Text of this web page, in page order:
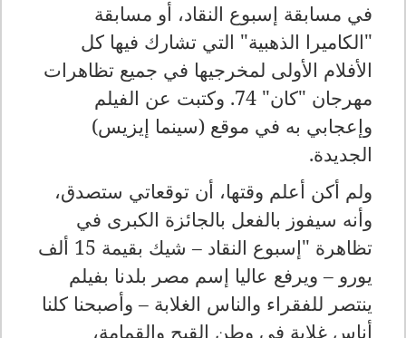
في مسابقة إسبوع النقاد، أو مسابقة
"الكاميرا الذهبية" التي تشارك فيها كل
الأفلام الأولى لمخرجيها في جميع تظاهرات
مهرجان "كان" 74. وكتبت عن الفيلم
وإعجابي به في موقع (سينما إيزيس)
الجديدة.
ولم أكن أعلم وقتها، أن توقعاتي ستصدق،
وأنه سيفوز بالفعل بالجائزة الكبرى في
تظاهرة "إسبوع النقاد – شيك بقيمة 15 ألف
يورو – ويرفع عاليا إسم مصر بلدنا بفيلم
ينتصر للفقراء والناس الغلابة – وأصبحنا كلنا
أناس غلابة في وطن القبح والقمامة،